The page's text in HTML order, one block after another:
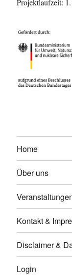
Projektlaufzeit:
Home
Über uns
Kontakt &
Disclaimer &
Login